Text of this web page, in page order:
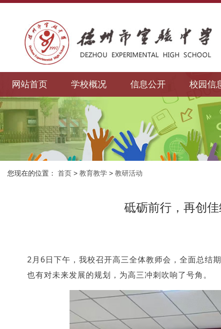
网站首页 学校概况 信息公开 校园信
您现在的位置： 首页 > 教育教学 > 教研活动
砥砺前行，再创
2月6日下午，我校召开高三全体教师会，全面总结
也有对未来发展的规划，为高三冲刺吹响了号角。